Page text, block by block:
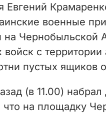
Евгений
военные
на Чернобыльской
войск с
пустых ящиков
(в 11.00)
на площадку